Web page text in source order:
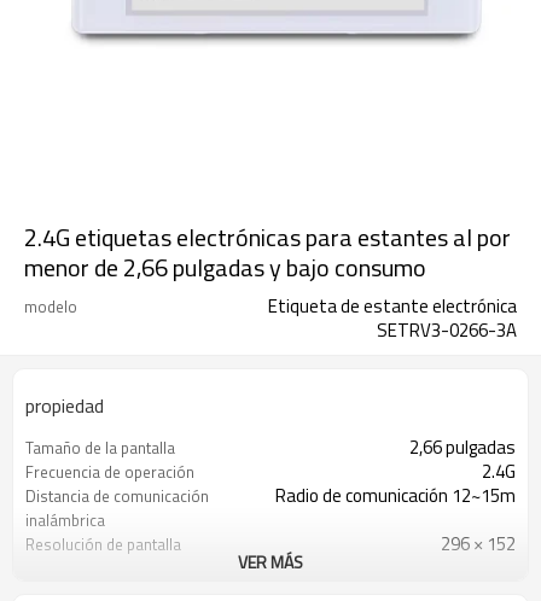
2.4G etiquetas electrónicas para estantes al por
menor de 2,66 pulgadas y bajo consumo
modelo
Etiqueta de estante electrónica
SETRV3-0266-3A
propiedad
Tamaño de la pantalla 2,66 pulgadas
Frecuencia de operación 2.4G
Distancia de comunicación
inalámbrica
Radio de comunicación 12~15m
Resolución de pantalla 296 × 152
VER MÁS